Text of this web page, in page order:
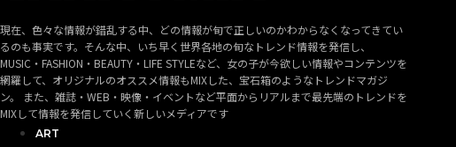
現在、色々な情報が錯乱する中、どの情報が旬で正しいのかわからなくなってきてい
るのも事実です。そんな中、いち早く世界各地の旬なトレンド情報を発信し、
MUSIC・FASHION・BEAUTY・LIFE STYLEなど、女の子が今欲しい情報やコンテンツを
網羅して、オリジナルのオススメ情報もMIXした、宝石箱のようなトレンドマガジ
ン。 また、雑誌・WEB・映像・イベントなど平面からリアルまで最先端のトレンドを
MIXして情報を発信していく新しいメディアです
ART